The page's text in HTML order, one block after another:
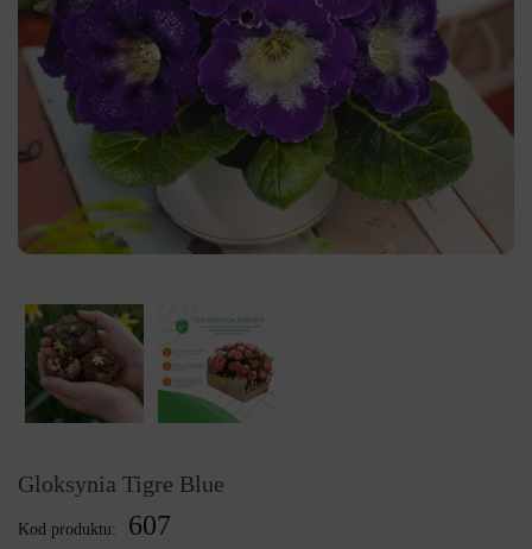
Gloksynia Tigre Blue
Kod produktu: 607